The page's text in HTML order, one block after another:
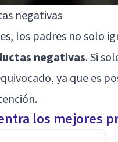
negativas
los padres no solo
negativas. Si
ya que es
los mejores